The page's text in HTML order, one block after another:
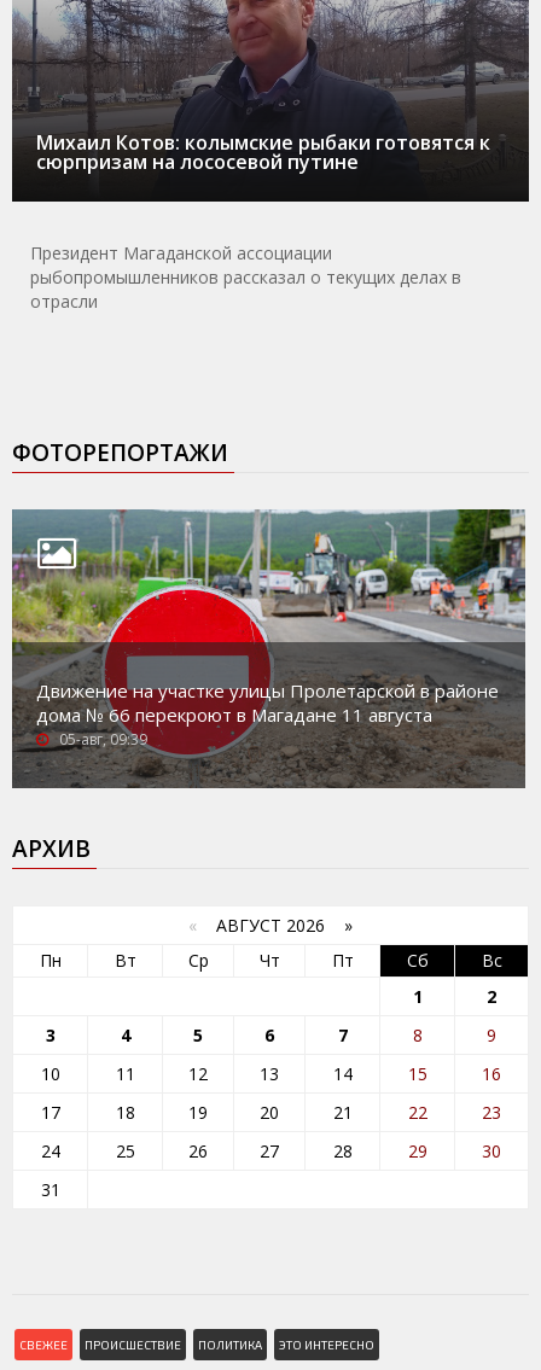
Михаил Котов: колымские рыбаки готовятся к
сюрпризам на лососевой путине
Президент Магаданской ассоциации
рыбопромышленников рассказал о текущих делах в
отрасли
ФОТОРЕПОРТАЖИ
Движение на участке улицы Пролетарской в районе
дома № 66 перекроют в Магадане 11 августа
05-авг, 09:39
АРХИВ
« АВГУСТ 2026 »
Пн
Вт Ср Чт Пт Сб
Вс
1
2
3
4 5 6 7 8
9
10
11 12 13 14 15
16
17
18 19 20 21 22
23
24
25 26 27 28 29
30
31
СВЕЖЕЕ ПРОИСШЕСТВИЕ ПОЛИТИКА ЭТО ИНТЕРЕСНО